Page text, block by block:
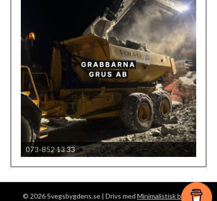
073-852 13 33
Härjedalens automobil klubb
© 2026 Svegsbygdens.se | Drivs med Minimalistisk blogg